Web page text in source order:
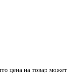
цена на товар может